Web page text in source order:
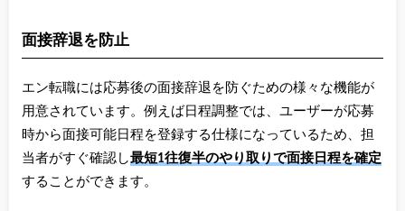
面接辞退を防止
エン転職には応募後の面接辞退を防ぐための様々な機能が
用意されています。例えば日程調整では、ユーザーが応募
時から面接可能日程を登録する仕様になっているため、担
当者がすぐ確認し最短1往復半のやり取りで面接日程を確定
することができます。